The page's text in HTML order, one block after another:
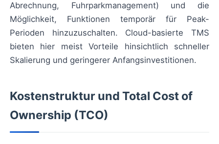
Abrechnung, Fuhrparkmanagement) und die
Möglichkeit, Funktionen temporär für Peak-
Perioden hinzuzuschalten. Cloud-basierte TMS
bieten hier meist Vorteile hinsichtlich schneller
Skalierung und geringerer Anfangsinvestitionen.
Kostenstruktur und Total Cost of
Ownership (TCO)